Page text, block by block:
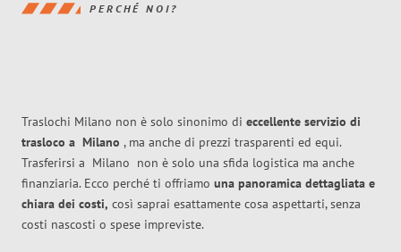
PERCHÉ NOI?
Traslochi Milano non è solo sinonimo di eccellente servizio di
trasloco a Milano , ma anche di prezzi trasparenti ed equi.
Trasferirsi a Milano non è solo una sfida logistica ma anche
finanziaria. Ecco perché ti offriamo una panoramica dettagliata e
chiara dei costi, così saprai esattamente cosa aspettarti, senza
costi nascosti o spese impreviste.